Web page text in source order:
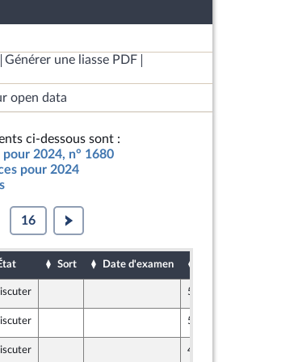
Générer une liasse PDF
open data
ci-dessous sont :
2024, n° 1680
pour 2024
16
Sort Date d'examen
5 novembre 2023
5 novembre 2023
4 novembre 2023